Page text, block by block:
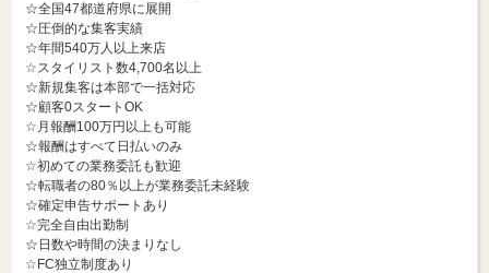
☆全国47都道府県に展開
☆圧倒的な集客実績
☆年間540万人以上来店
☆スタイリスト数4,700名以上
☆新規集客は本部で一括対応
☆顧客0スタートOK
☆月報酬100万円以上も可能
☆報酬はすべて日払いのみ
☆初めての業務委託も歓迎
☆転職者の80％以上が業務委託未経験
☆確定申告サポートあり
☆完全自由出勤制
☆日数や時間の決まりなし
☆FC独立制度あり